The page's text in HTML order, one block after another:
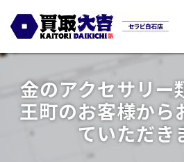
金のアクセサリー
王町のお客様から
ていただき